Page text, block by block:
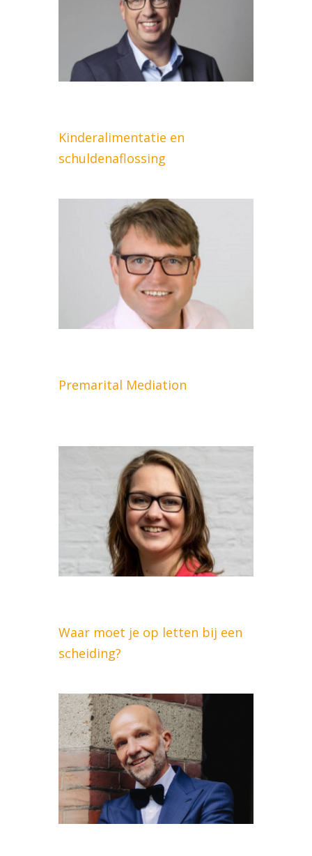
Kinderalimentatie en
schuldenaflossing
Premarital Mediation
Waar moet je op letten bij een
scheiding?